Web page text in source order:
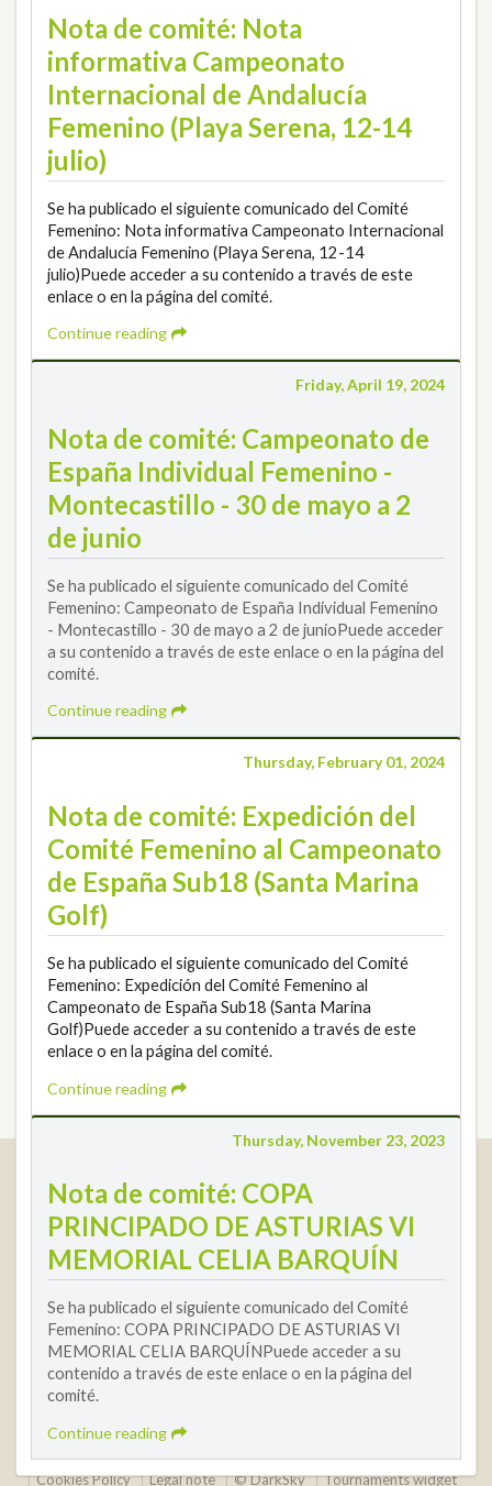
Nota de comité: Nota
informativa Campeonato
Internacional de Andalucía
Femenino (Playa Serena, 12-14
julio)
Se ha publicado el siguiente comunicado del Comité
Femenino: Nota informativa Campeonato Internacional
de Andalucía Femenino (Playa Serena, 12-14
julio)Puede acceder a su contenido a través de este
enlace o en la página del comité.
Continue reading
Friday, April 19, 2024
Nota de comité: Campeonato de
España Individual Femenino -
Montecastillo - 30 de mayo a 2
de junio
Se ha publicado el siguiente comunicado del Comité
Femenino: Campeonato de España Individual Femenino
- Montecastillo - 30 de mayo a 2 de junioPuede acceder
a su contenido a través de este enlace o en la página del
comité.
Continue reading
Thursday, February 01, 2024
Nota de comité: Expedición del
Comité Femenino al Campeonato
de España Sub18 (Santa Marina
Golf)
Se ha publicado el siguiente comunicado del Comité
Femenino: Expedición del Comité Femenino al
Campeonato de España Sub18 (Santa Marina
Golf)Puede acceder a su contenido a través de este
enlace o en la página del comité.
Continue reading
Thursday, November 23, 2023
Nota de comité: COPA
PRINCIPADO DE ASTURIAS VI
MEMORIAL CELIA BARQUÍN
Se ha publicado el siguiente comunicado del Comité
Femenino: COPA PRINCIPADO DE ASTURIAS VI
MEMORIAL CELIA BARQUÍNPuede acceder a su
contenido a través de este enlace o en la página del
comité.
Continue reading
Calle Enlace, 9. 29016 Málaga, España
CIF: Q7955035F
+34 952 225 590
Contact
2026 © Real Federación Andaluza de Golf
Privacy Policy
Cookies Policy
Legal note © DarkSky Tournaments widget